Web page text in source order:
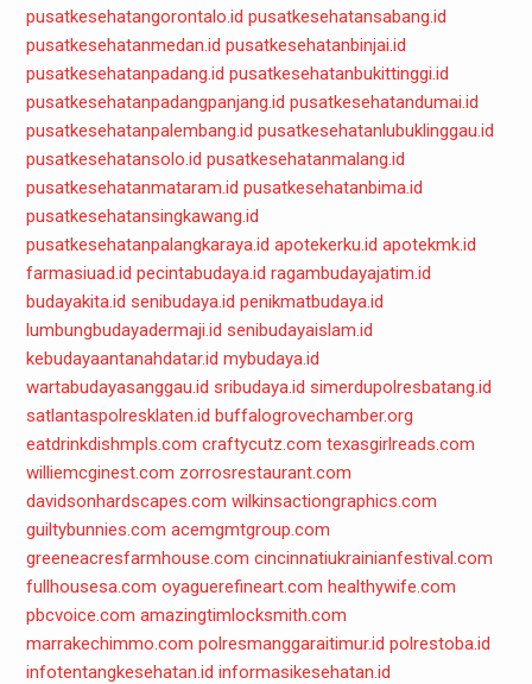
pusatkesehatangorontalo.id pusatkesehatansabang.id
pusatkesehatanmedan.id pusatkesehatanbinjai.id
pusatkesehatanpadang.id pusatkesehatanbukittinggi.id
pusatkesehatanpadangpanjang.id pusatkesehatandumai.id
pusatkesehatanpalembang.id pusatkesehatanlubuklinggau.id
pusatkesehatansolo.id pusatkesehatanmalang.id
pusatkesehatanmataram.id pusatkesehatanbima.id
pusatkesehatansingkawang.id
pusatkesehatanpalangkaraya.id apotekerku.id apotekmk.id
farmasiuad.id pecintabudaya.id ragambudayajatim.id
budayakita.id senibudaya.id penikmatbudaya.id
lumbungbudayadermaji.id senibudayaislam.id
kebudayaantanahdatar.id mybudaya.id
wartabudayasanggau.id sribudaya.id simerdupolresbatang.id
satlantaspolresklaten.id buffalogrovechamber.org
eatdrinkdishmpls.com craftycutz.com texasgirlreads.com
williemcginest.com zorrosrestaurant.com
davidsonhardscapes.com wilkinsactiongraphics.com
guiltybunnies.com acemgmtgroup.com
greeneacresfarmhouse.com cincinnatiukrainianfestival.com
fullhousesa.com oyaguerefineart.com healthywife.com
pbcvoice.com amazingtimlocksmith.com
marrakechimmo.com polresmanggaraitimur.id polrestoba.id
infotentangkesehatan.id informasikesehatan.id